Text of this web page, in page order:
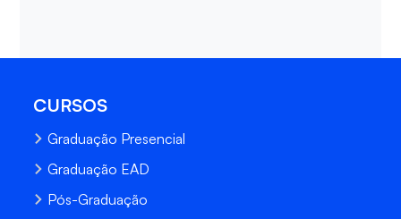
CURSOS
Graduação Presencial
Graduação EAD
Pós-Graduação